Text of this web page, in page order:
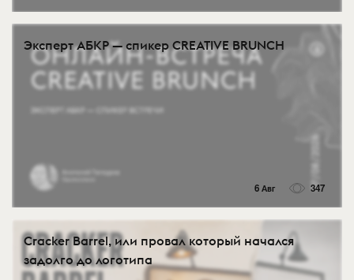
Эксперт АБКР — спикер CREATIVE BRUNCH
6 Авг 347
Cracker Barrel, или провал который начался
задолго до логотипа